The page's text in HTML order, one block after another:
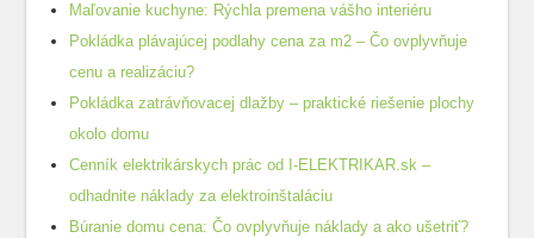
Maľovanie kuchyne: Rýchla premena vášho interiéru
Pokládka plávajúcej podlahy cena za m2 – Čo ovplyvňuje
cenu a realizáciu?
Pokládka zatrávňovacej dlažby – praktické riešenie plochy
okolo domu
Cenník elektrikárskych prác od I-ELEKTRIKAR.sk –
odhadnite náklady za elektroinštaláciu
Búranie domu cena: Čo ovplyvňuje náklady a ako ušetriť?